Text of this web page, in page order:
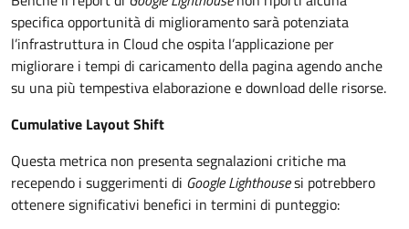
specifica opportunità di miglioramento sarà potenziata
l’infrastruttura in Cloud che ospita l’applicazione per
migliorare i tempi di caricamento della pagina agendo anche
su una più tempestiva elaborazione e download delle risorse.
Cumulative Layout Shift
Questa metrica non presenta segnalazioni critiche ma
recependo i suggerimenti di Google Lighthousesi potrebbero
ottenere significativi benefici in termini di punteggio: